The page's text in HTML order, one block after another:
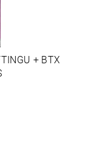
+ BTX